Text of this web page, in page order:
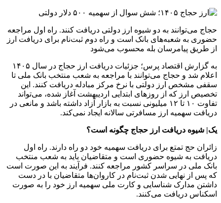
حجاج می‌توانند به دو شیوه ارز دولتی دریافت کنند. راه اول مراجعه
حضوری به شعبه‌های بانک است و راه دوم ثبت‌نام برای دریافت ارز
از طریق پیامرسان بله محسوب می‌شود
به گزارش اقتصاد پرس؛ جزئیات دریافت ارز حجاج در سال ۱۴۰۵
اعلام شد و حجاج می‌توانند با مراجعه به شعب منتخب بانک ملی تا
سقفی مشخص ارز دولتی با نرخ مرکز مبادله دریافت کنند. این
تخصیص ارز که از روزهای ابتدایی اردیبهشت آغاز شده، می‌تواند
تفاوت ۱۰ تا ۱۲ میلیونی نسبت به بازار آزاد داشته باشد و مانعی در
دریافت سهمیه ارز مسافرتی سالانه ایجاد نمی‌کند.
یک| شیوه دریافت ارز حجاج چگونه است؟
زائران حج تمتع برای دریافت سهمیه خود دو راه دارند. راه اول
دریافت به شیوه حضوری است و متقاضیان باید به شعب منتخب
بانک ملی در سراسر کشور مراجعه کنند. فرآیند به این صورت است
که پس از نهایی شدن ثبت‌نام در کاروان‌ها متقاضیان با در دست
داشتن مدارک شناسایی و کارت ملی سهمیه ارز خود را به صورت
اسکناس دریافت می‌کنند.